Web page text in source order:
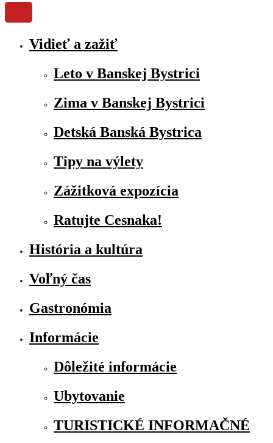
Vidieť a zažiť
Leto v Banskej Bystrici
Zima v Banskej Bystrici
Detská Banská Bystrica
Tipy na výlety
Zážitková expozícia
Ratujte Cesnaka!
História a kultúra
Voľný čas
Gastronómia
Informácie
Dôležité informácie
Ubytovanie
TURISTICKÉ INFORMAČNÉ